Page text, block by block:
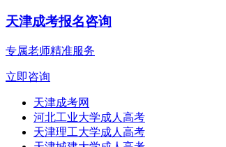
天津成考报名咨询
专属老师精准服务
立即咨询
天津成考网
河北工业大学成人高考
天津理工大学成人高考